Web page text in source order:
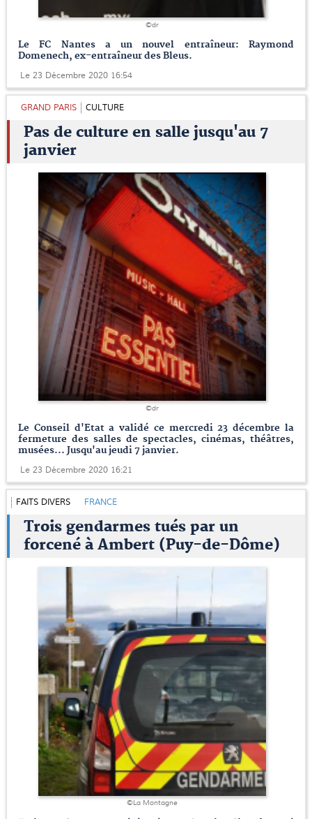
©dr
Le FC Nantes a un nouvel entraîneur: Raymond
Domenech, ex-entraîneur des Bleus.
Le 23 Décembre 2020 16:54
GRAND PARIS CULTURE
Pas de culture en salle jusqu'au 7
janvier
©dr
Le Conseil d'Etat a validé ce mercredi 23 décembre la
fermeture des salles de spectacles, cinémas, théâtres,
musées... Jusqu'au jeudi 7 janvier.
Le 23 Décembre 2020 16:21
FAITS DIVERS FRANCE
Trois gendarmes tués par un
forcené à Ambert (Puy-de-Dôme)
©La Montagne